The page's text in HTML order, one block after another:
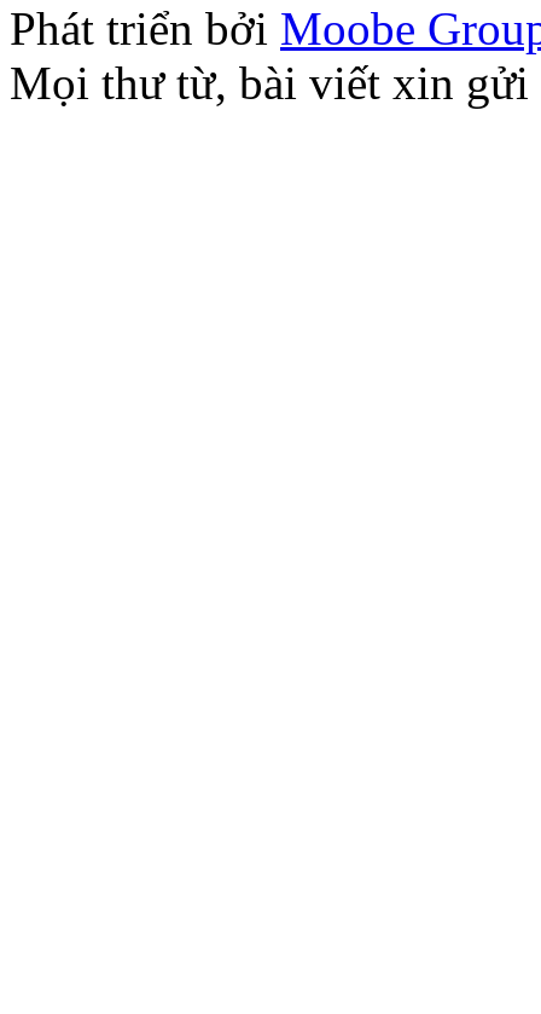
Phát triển bởi Moobe
Mọi thư từ, bài viết xin gửi